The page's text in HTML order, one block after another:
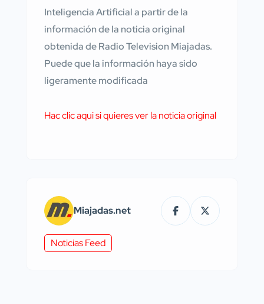
Inteligencia Artificial a partir de la
información de la noticia original
obtenida de Radio Television Miajadas.
Puede que la información haya sido
ligeramente modificada
Hac clic aqui si quieres ver la noticia original
Miajadas.net
Noticias Feed